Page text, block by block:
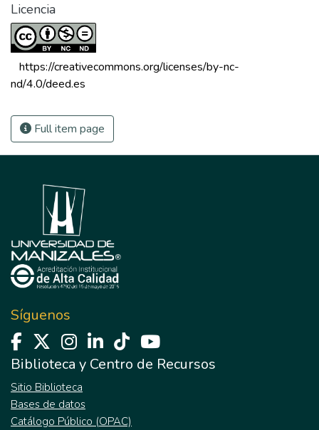
Licencia
https://creativecommons.org/licenses/by-nc-
nd/4.0/deed.es
Full item page
Síguenos
Biblioteca y Centro de Recursos
Sitio Biblioteca
Bases de datos
Catálogo Público (OPAC)